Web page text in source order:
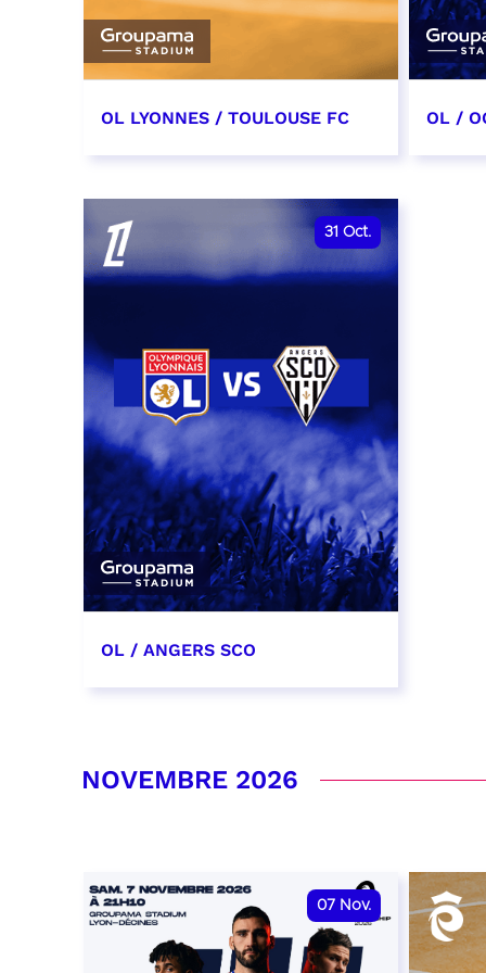
OL LYONNES / TOULOUSE FC
date et heure à confirmer
RÉSERVER
OL /
31 Oct.
OL / ANGERS SCO
RÉSERVER
NOVEMBRE 2026
07 Nov.